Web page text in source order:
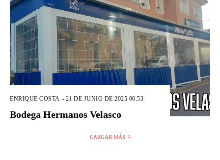
ENRIQUE COSTA - 21 DE JUNIO DE 2025 06:53
Bodega Hermanos Velasco
CARGAR MÁS